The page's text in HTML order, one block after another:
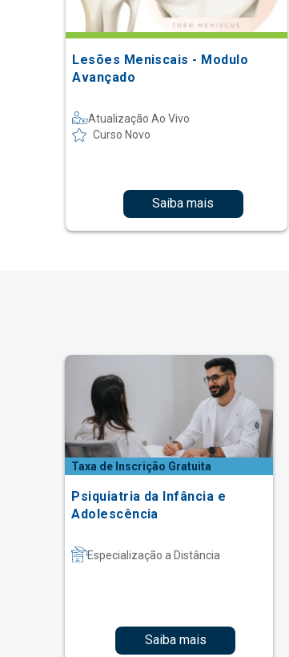
Lesões Meniscais - Modulo
Avançado
Atualização Ao Vivo
Curso Novo
Saiba mais
Taxa de Inscrição Gratuita
Psiquiatria da Infância e
Adolescência
Especialização a Distância
Saiba mais